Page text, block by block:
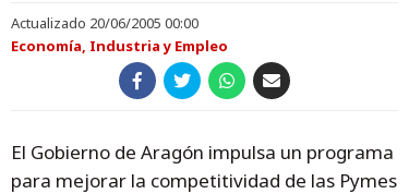
Actualizado 20/06/2005 00:00
Economía, Industria y Empleo
El Gobierno de Aragón impulsa un programa
para mejorar la competitividad de las Pymes